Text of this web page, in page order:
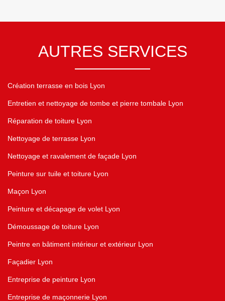
AUTRES SERVICES
Création terrasse en bois Lyon
Entretien et nettoyage de tombe et pierre tombale Lyon
Réparation de toiture Lyon
Nettoyage de terrasse Lyon
Nettoyage et ravalement de façade Lyon
Peinture sur tuile et toiture Lyon
Maçon Lyon
Peinture et décapage de volet Lyon
Démoussage de toiture Lyon
Peintre en bâtiment intérieur et extérieur Lyon
Façadier Lyon
Entreprise de peinture Lyon
Entreprise de maçonnerie Lyon